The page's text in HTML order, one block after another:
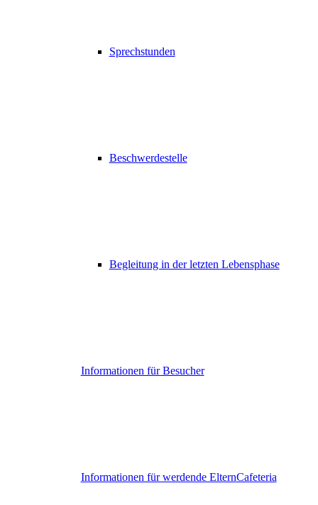
Sprechstunden
Beschwerdestelle
Begleitung in der letzten Lebensphase
Informationen für Besucher
Informationen für werdende ElternCafeteria